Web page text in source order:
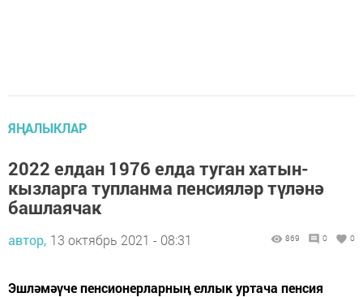
ЯҢАЛЫКЛАР
2022 елдан 1976 елда туган хатын-
кызларга тупланма пенсияләр түләнә
башлаячак
автор, 13 октябрь 2021 - 08:31 869 0 0
Эшләмәүче пенсионерларның еллык уртача пенсия